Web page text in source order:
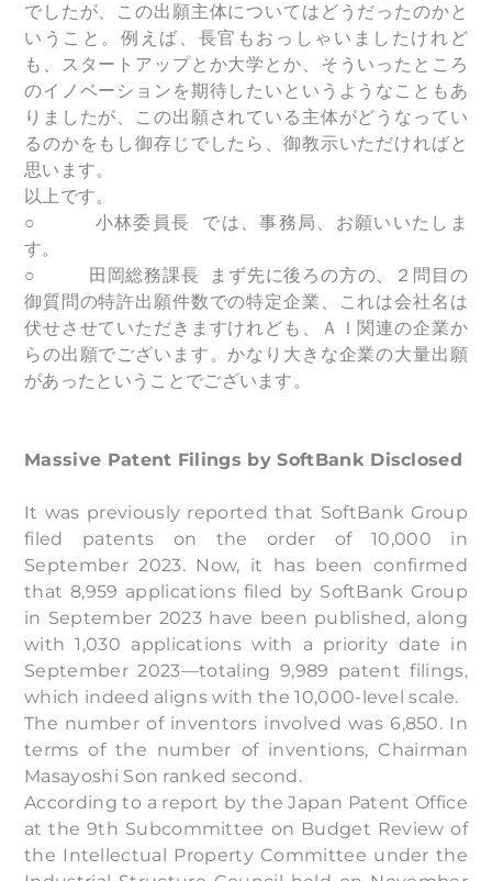
でしたが、この出願主体についてはどうだったのかと
いうこと。例えば、長官もおっしゃいましたけれど
も、スタートアップとか大学とか、そういったところ
のイノベーションを期待したいというようなこともあ
りましたが、この出願されている主体がどうなってい
るのかをもし御存じでしたら、御教示いただければと
思います。
以上です。
○ 小林委員長 では、事務局、お願いいたしま
す。
○ 田岡総務課長 まず先に後ろの方の、２問目の
御質問の特許出願件数での特定企業、これは会社名は
伏せさせていただきますけれども、ＡＩ関連の企業か
らの出願でございます。かなり大きな企業の大量出願
があったということでございます。
Massive Patent Filings by SoftBank Disclosed
It was previously reported that SoftBank Group
filed patents on the order of 10,000 in
September 2023. Now, it has been confirmed
that 8,959 applications filed by SoftBank Group
in September 2023 have been published, along
with 1,030 applications with a priority date in
September 2023—totaling 9,989 patent filings,
which indeed aligns with the 10,000-level scale.
The number of inventors involved was 6,850. In
terms of the number of inventions, Chairman
Masayoshi Son ranked second.
According to a report by the Japan Patent Office
at the 9th Subcommittee on Budget Review of
the Intellectual Property Committee under the